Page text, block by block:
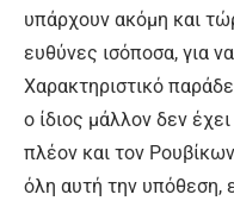
υπάρχουν ακόμη και
ευθύνες ισόποσα, για
Χαρακτηριστικό
ο ίδιος μάλλον δεν
πλέον και τον
όλη αυτή την υπόθεση,